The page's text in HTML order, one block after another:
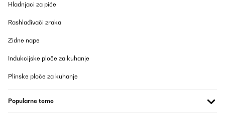
Hladnjaci za piće
Rashlađivači zraka
Zidne nape
Indukcijske ploče za kuhanje
Plinske ploče za kuhanje
Popularne teme